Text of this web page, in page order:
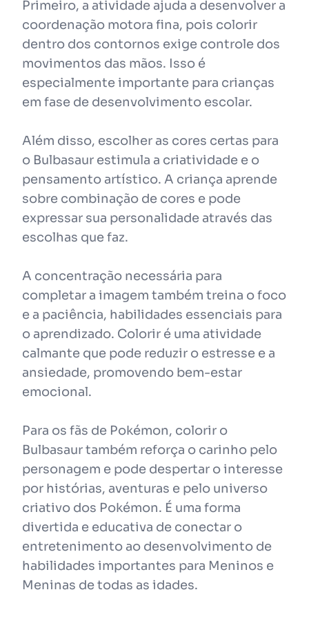
Primeiro, a atividade ajuda a desenvolver a
coordenação motora fina, pois colorir
dentro dos contornos exige controle dos
movimentos das mãos. Isso é
especialmente importante para crianças
em fase de desenvolvimento escolar.
Além disso, escolher as cores certas para
o Bulbasaur estimula a criatividade e o
pensamento artístico. A criança aprende
sobre combinação de cores e pode
expressar sua personalidade através das
escolhas que faz.
A concentração necessária para
completar a imagem também treina o foco
e a paciência, habilidades essenciais para
o aprendizado. Colorir é uma atividade
calmante que pode reduzir o estresse e a
ansiedade, promovendo bem-estar
emocional.
Para os fãs de Pokémon, colorir o
Bulbasaur também reforça o carinho pelo
personagem e pode despertar o interesse
por histórias, aventuras e pelo universo
criativo dos Pokémon. É uma forma
divertida e educativa de conectar o
entretenimento ao desenvolvimento de
habilidades importantes para Meninos e
Meninas de todas as idades.